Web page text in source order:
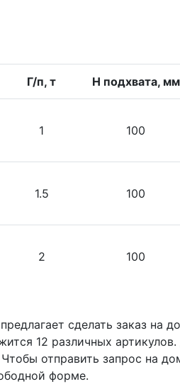
Г/п, т Н подхвата, мм
1 100
1.5 100
2 100
сделать заказ на
12 различных
отправить запрос на
форме.